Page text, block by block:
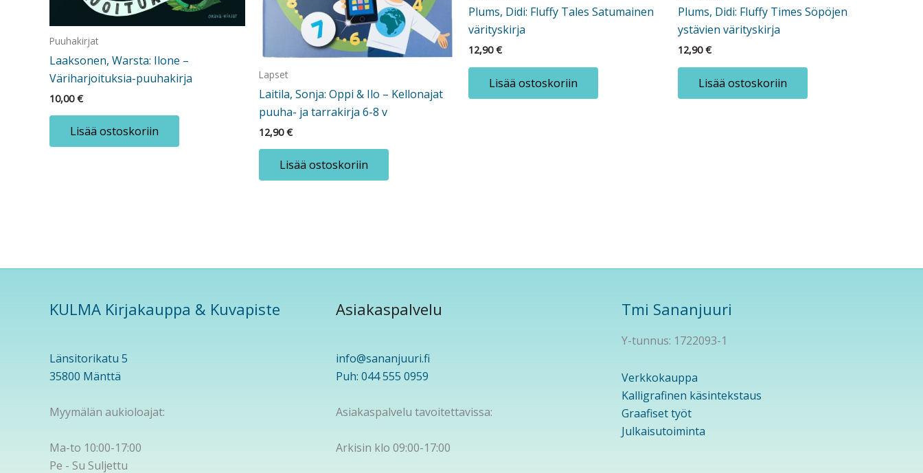
Puuhakirjat
Laaksonen, Warsta: Ilone –
Väriharjoituksia-puuhakirja
10,00€
Lisää ostoskoriin
Lapset
Laitila, Sonja: Oppi & Ilo – Kellonajat
puuha- ja tarrakirja 6-8 v
12,90€
Lisää ostoskoriin
Plums, Didi: Fluffy Tales Satumainen
värityskirja
12,90€
Lisää ostoskoriin
Plums, Didi: Fluffy Times Söpöjen
ystävien värityskirja
12,90€
Lisää ostoskoriin
KULMA Kirjakauppa & Kuvapiste
Länsitorikatu 5
35800 Mänttä
Myymälän aukioloajat:
Ma-to 10:00-17:00
Pe - Su Suljettu
Asiakaspalvelu
info@sananjuuri.fi
Puh: 044 555 0959
Asiakaspalvelu tavoitettavissa:
Arkisin klo 09:00-17:00
Tmi Sananjuuri
Y-tunnus: 1722093-1
Verkkokauppa
Kalligrafinen käsintekstaus
Graafiset työt
Julkaisutoiminta